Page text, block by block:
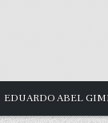
EDUARDO ABEL